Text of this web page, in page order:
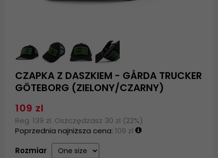
CZAPKA Z DASZKIEM - GÅRDA TRUCKER
GÖTEBORG (ZIELONY/CZARNY)
109 zl
Reg. 139 zl. Oszczędzasz 30 zl (22%)
Poprzednia najniższa cena:109 zl
Rozmiar